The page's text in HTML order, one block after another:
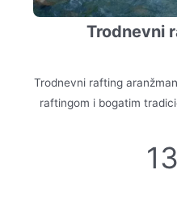
Trodnevni
Trodnevni rafting
raftingom i bogatim